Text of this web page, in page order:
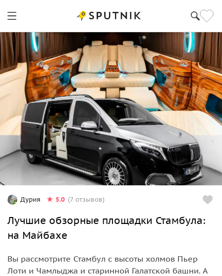
Дурия 5.0 (7 отзывов)
Лучшие обзорные площадки Стамбула:
на Майбахе
Вы рассмотрите Стамбул с высоты холмов Пьер
Лоти и Чамлыджа и старинной Галатской башни. А